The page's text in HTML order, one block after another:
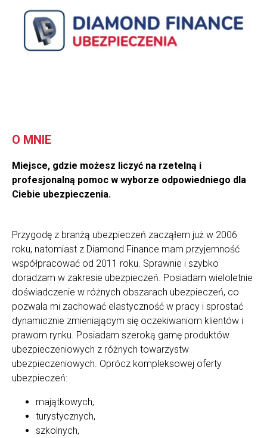
dfs24
O MNIE
Miejsce, gdzie możesz liczyć na rzetelną i
profesjonalną pomoc w wyborze odpowiedniego dla
Ciebie ubezpieczenia.
Przygodę z branżą ubezpieczeń zacząłem już w 2006
roku, natomiast z Diamond Finance mam przyjemność
współpracować od 2011 roku. Sprawnie i szybko
doradzam w zakresie ubezpieczeń. Posiadam wieloletnie
doświadczenie w różnych obszarach ubezpieczeń, co
pozwala mi zachować elastyczność w pracy i sprostać
dynamicznie zmieniającym się oczekiwaniom klientów i
prawom rynku. Posiadam szeroką gamę produktów
ubezpieczeniowych z różnych towarzystw
ubezpieczeniowych. Oprócz kompleksowej oferty
ubezpieczeń:
majątkowych,
turystycznych,
szkolnych,